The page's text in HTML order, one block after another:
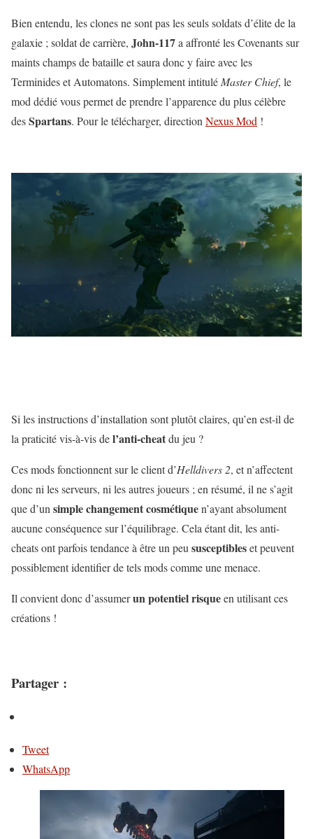
Bien entendu, les clones ne sont pas les seuls soldats d’élite de la
galaxie ; soldat de carrière, John-117a affronté les Covenants sur
maints champs de bataille et saura donc y faire avec les
Terminides et Automatons. Simplement intitulé Master Chief, le
mod dédié vous permet de prendre l’apparence du plus célèbre
desSpartans. Pour le télécharger, direction Nexus Mod !
Si les instructions d’installation sont plutôt claires, qu’en est-il de
la praticité vis-à-vis del’anti-cheatdu jeu ?
Ces mods fonctionnent sur le client d’Helldivers 2, et n’affectent
donc ni les serveurs, ni les autres joueurs ; en résumé, il ne s’agit
que d’un simple changement cosmétiquen’ayant absolument
aucune conséquence sur l’équilibrage. Cela étant dit, les anti-
cheats ont parfois tendance à être un peu susceptibleset peuvent
possiblement identifier de tels mods comme une menace.
Il convient donc d’assumerun potentiel risqueen utilisant ces
créations !
Partager :
Tweet
WhatsApp